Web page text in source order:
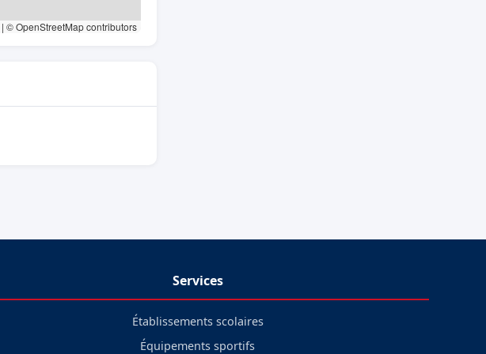
| © OpenStreetMap contributors
Services
Établissements scolaires
Équipements sportifs